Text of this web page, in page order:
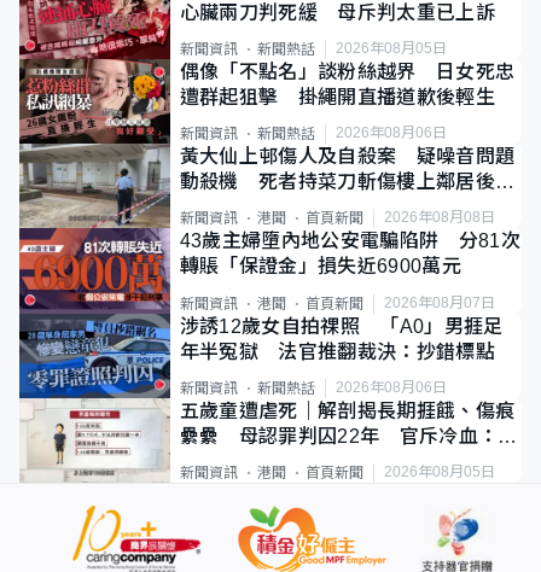
心臟兩刀判死緩 母斥判太重已上訴
新聞資訊 新聞熱話 2026年08月05日
偶像「不點名」談粉絲越界 日女死忠
遭群起狙擊 掛繩開直播道歉後輕生
新聞資訊 新聞熱話 2026年08月06日
黃大仙上邨傷人及自殺案 疑噪音問題
動殺機 死者持菜刀斬傷樓上鄰居後墮
斃
新聞資訊 港聞 首頁新聞 2026年08月08日
43歲主婦墮內地公安電騙陷阱 分81次
轉賬「保證金」損失近6900萬元
新聞資訊 港聞 首頁新聞 2026年08月07日
涉誘12歲女自拍祼照 「A0」男捱足
年半冤獄 法官推翻裁決：抄錯標點
新聞資訊 新聞熱話 2026年08月06日
五歲童遭虐死｜解剖揭長期捱餓、傷痕
纍纍 母認罪判囚22年 官斥冷血：同
類案最惡劣
新聞資訊 港聞 首頁新聞 2026年08月05日